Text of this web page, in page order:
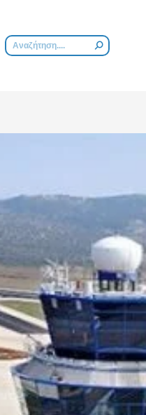
Επικοινωνία